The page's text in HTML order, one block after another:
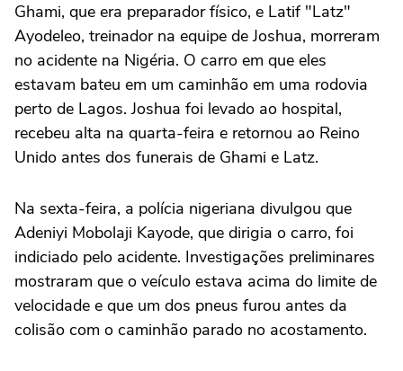
Ghami, que era preparador físico, e Latif "Latz"
Ayodeleo, treinador na equipe de Joshua, morreram
no acidente na Nigéria. O carro em que eles
estavam bateu em um caminhão em uma rodovia
perto de Lagos. Joshua foi levado ao hospital,
recebeu alta na quarta-feira e retornou ao Reino
Unido antes dos funerais de Ghami e Latz.
Na sexta-feira, a polícia nigeriana divulgou que
Adeniyi Mobolaji Kayode, que dirigia o carro, foi
indiciado pelo acidente. Investigações preliminares
mostraram que o veículo estava acima do limite de
velocidade e que um dos pneus furou antes da
colisão com o caminhão parado no acostamento.